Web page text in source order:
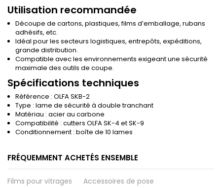
Utilisation recommandée
Découpe de cartons, plastiques, films d’emballage, rubans
adhésifs, etc.
Idéal pour les secteurs logistiques, entrepôts, expéditions,
grande distribution.
Compatible avec les environnements exigeant une sécurité
maximale des outils de coupe.
Spécifications techniques
Référence : OLFA SKB-2
Type : lame de sécurité à double tranchant
Matériau : acier au carbone
Compatibilité : cutters OLFA SK-4 et SK-9
Conditionnement : boîte de 10 lames
FRÉQUEMMENT ACHETÉS ENSEMBLE
Films pour vitrages Accessoires de pose